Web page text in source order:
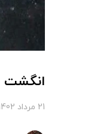
انگشت
21 مرداد 1402